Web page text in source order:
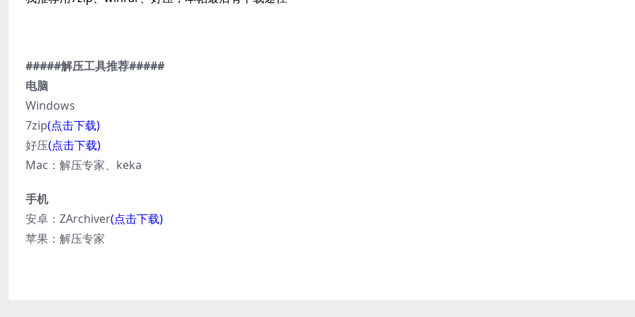
#####解压工具推荐#####
电脑
Windows
7zip(点击下载)
好压(点击下载)
Mac：解压专家、keka
手机
安卓：ZArchiver(点击下载)
苹果：解压专家